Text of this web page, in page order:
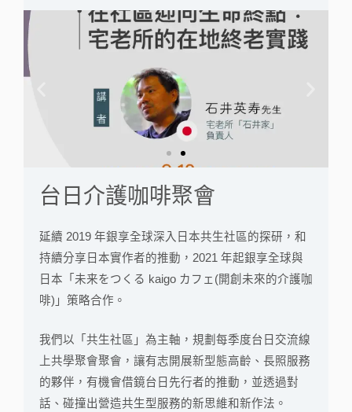
篇
台日介護咖啡聚會
延續 2019 年銀享全球深入日本共生社區的探研，和
持續分享日本實作者的推動，2021 年起銀享全球與
日本「未来をつくる kaigo カフェ(開創未來的介護咖
啡)」策略合作。
我們以「共生社區」為主軸，規劃每季度台日交流線
上共學聚會聚會，讓有志開展新型態高齡、長照服務
的夥伴，有機會借鏡台日先行者的推動，並透過對
話、碰撞出營造共生型服務的新思維和新作法。